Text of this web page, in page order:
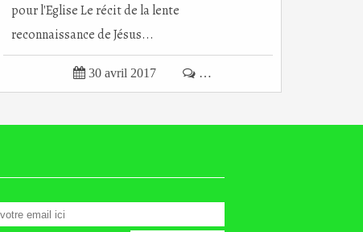
pour l'Eglise Le récit de la lente
reconnaissance de Jésus...
 30 avril 2017  …